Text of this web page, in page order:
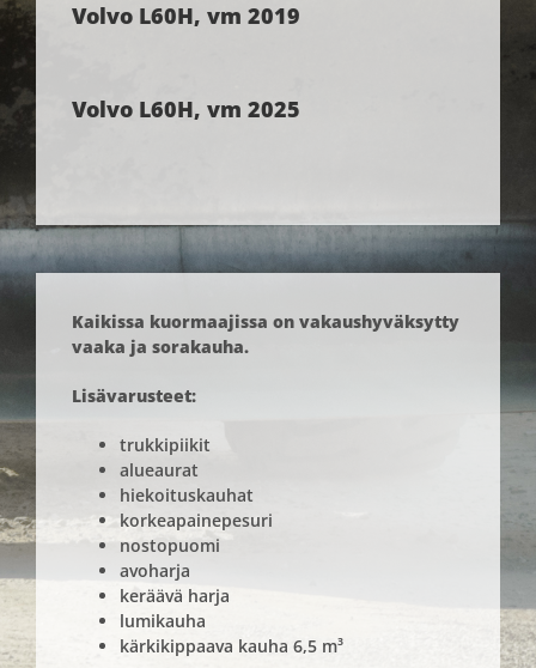
Volvo L60H, vm 2019
Volvo L60H, vm 2025
Kaikissa kuormaajissa on vakaushyväksytty
vaaka ja sorakauha.
Lisävarusteet:
trukkipiikit
alueaurat
hiekoituskauhat
korkeapainepesuri
nostopuomi
avoharja
keräävä harja
lumikauha
kärkikippaava kauha 6,5 m³